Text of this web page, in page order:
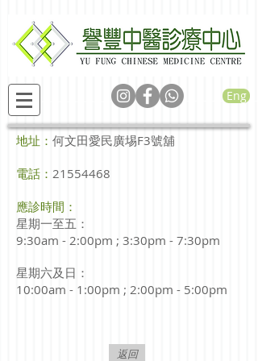
Eng
地址： 何文田愛民廣埸F3號舖
電話： 21554468
應診時間：
星期一至五 ：
9:30am - 2:00pm ; 3:30pm - 7:30pm
星期六及日：
10:00am - 1:00pm ; 2:00pm - 5:00pm
返回